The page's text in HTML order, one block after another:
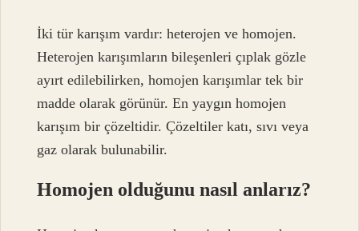
İki tür karışım vardır: heterojen ve homojen.
Heterojen karışımların bileşenleri çıplak gözle
ayırt edilebilirken, homojen karışımlar tek bir
madde olarak görünür. En yaygın homojen
karışım bir çözeltidir. Çözeltiler katı, sıvı veya
gaz olarak bulunabilir.
Homojen olduğunu nasıl anlarız?